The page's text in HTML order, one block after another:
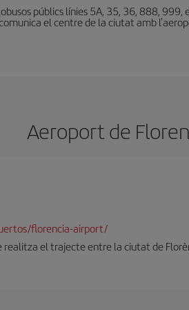
públics línies 5A, 35, 36, 888,
el centre de la ciutat amb
Aeroport de
florencia-airport/
realitza el trajecte entre la ciutat de